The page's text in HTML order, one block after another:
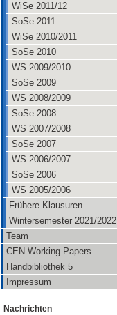
WiSe 2011/12
SoSe 2011
WiSe 2010/2011
SoSe 2010
WS 2009/2010
SoSe 2009
WS 2008/2009
SoSe 2008
WS 2007/2008
SoSe 2007
WS 2006/2007
SoSe 2006
WS 2005/2006
Frühere Klausuren
Wintersemester 2021/2022
Team
CEN Working Papers
Handbibliothek 5
Impressum
Nachrichten